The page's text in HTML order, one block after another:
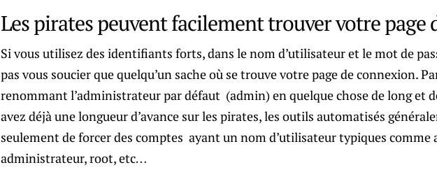
Les pirates peuvent facilement trouver votre page
Si vous utilisez des identifiants forts, dans le nom d’utilisateur et le mot de
pas vous soucier que quelqu’un sache où se trouve votre page de connexion.
renommant l’administrateur par défaut (admin) en quelque chose de long et
avez déjà une longueur d’avance sur les pirates, les outils automatisés
seulement de forcer des comptes ayant un nom d’utilisateur typiques comme
administrateur, root, etc…